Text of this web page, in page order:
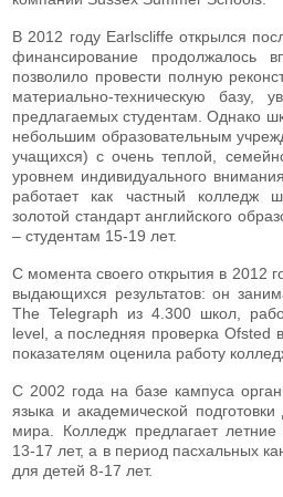
В 2012 году Earlscliffe открылся
финансирование продолжалось
позволило провести полную
материально-техническую базу,
предлагаемых студентам. Однако
небольшим образовательным
учащихся) с очень теплой,
уровнем индивидуального
работает как частный колледж
золотой стандарт английского
– студентам 15-19 лет.
С момента своего открытия в 2012
выдающихся результатов: он
The Telegraph из 4.300 школ,
level, а последняя проверка Ofsted
показателям оценила работу
С 2002 года на базе кампуса
языка и академической
мира. Колледж предлагает
13-17 лет, а в период пасхальных
для детей 8-17 лет.